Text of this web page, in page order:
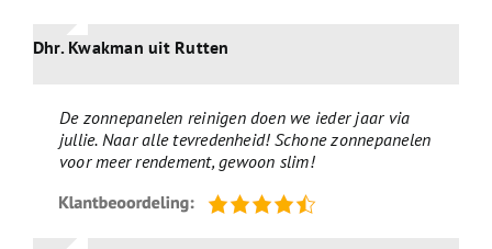
Dhr. Kwakman uit Rutten
De zonnepanelen reinigen doen we ieder jaar via
jullie. Naar alle tevredenheid! Schone zonnepanelen
voor meer rendement, gewoon slim!